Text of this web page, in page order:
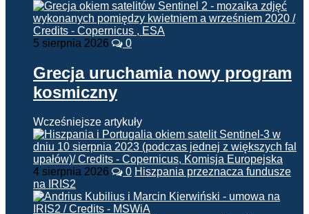
5 sierpnia 2026 0
Grecja uruchamia nowy program
kosmiczny
Wcześniejsze artykuły
4 sierpnia 2026 0 Hiszpania przeznacza fundusze
na IRIS2